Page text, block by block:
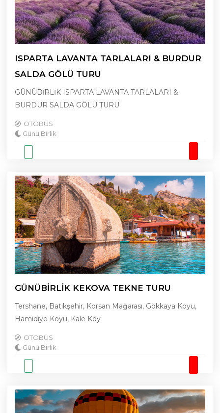
ISPARTA LAVANTA TARLALARI & BURDUR
SALDA GÖLÜ TURU
GÜNÜBİRLİK ISPARTA LAVANTA TARLALARI &
BURDUR SALDA GÖLÜ TURU
OTOBÜS
Günü Birlik
GÜNÜBİRLİK KEKOVA TEKNE TURU
Tershane, Batıkşehir, Korsan Mağarası, Gökkaya Koyu,
Hamidiye Koyu, Kale Köy
OTOBÜS
Günü Birlik